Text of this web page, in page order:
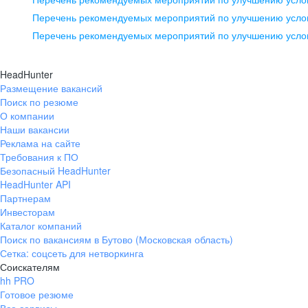
pr@ural.hh.ru
помещение 21
+7 383 207-94-64
pr@nsk.hh.ru
Перечень рекомендуемых мероприятий по улучшению
Перечень рекомендуемых мероприятий по улучшению
HeadHunter
Размещение вакансий
Поиск по резюме
О компании
Наши вакансии
Реклама на сайте
Требования к ПО
Безопасный HeadHunter
HeadHunter API
Партнерам
Инвесторам
Каталог компаний
Поиск по вакансиям в Бутово (Московская область)
Сетка: соцсеть для нетворкинга
Соискателям
hh PRO
Готовое резюме